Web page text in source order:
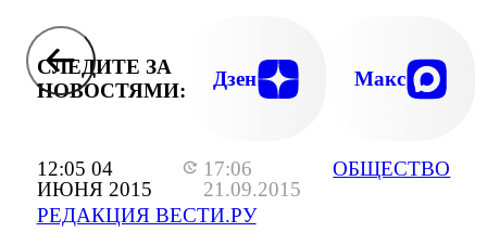
12:05 04
ИЮНЯ 2015
17:06
21.09.2015
РЕДАКЦИЯ ВЕСТИ.РУ
ОБЩЕСТВО
СЛЕДИТЕ ЗА
НОВОСТЯМИ:
Дзен Макс